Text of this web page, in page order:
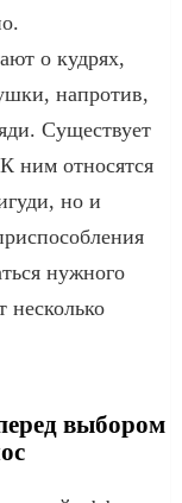
о кудрях,
напротив,
Существует
ним относятся
но и
нужного
несколько
выбором